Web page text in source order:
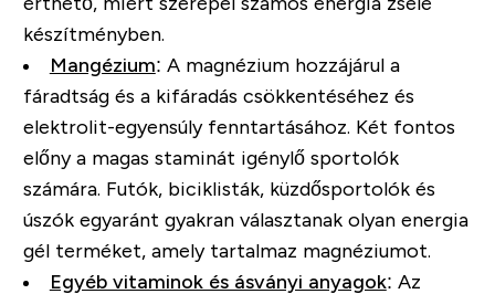
készítményben.
Mangézium: A magnézium hozzájárul a
fáradtság és a kifáradás csökkentéséhez és
elektrolit-egyensúly fenntartásához. Két fontos
előny a magas staminát igénylő sportolók
számára. Futók, biciklisták, küzdősportolók és
úszók egyaránt gyakran választanak olyan energia
gél terméket, amely tartalmaz magnéziumot.
Egyéb vitaminok és ásványi anyagok: Az